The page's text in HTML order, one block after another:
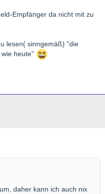
Empfänger da nicht mit zu
lesen( sinngemäß) "die
heute"
daher kann ich auch nix